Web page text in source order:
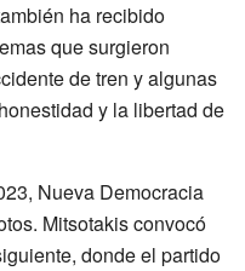
ha recibido
que surgieron
de tren y algunas
y la libertad de
Nueva Democracia
Mitsotakis convocó
donde el partido